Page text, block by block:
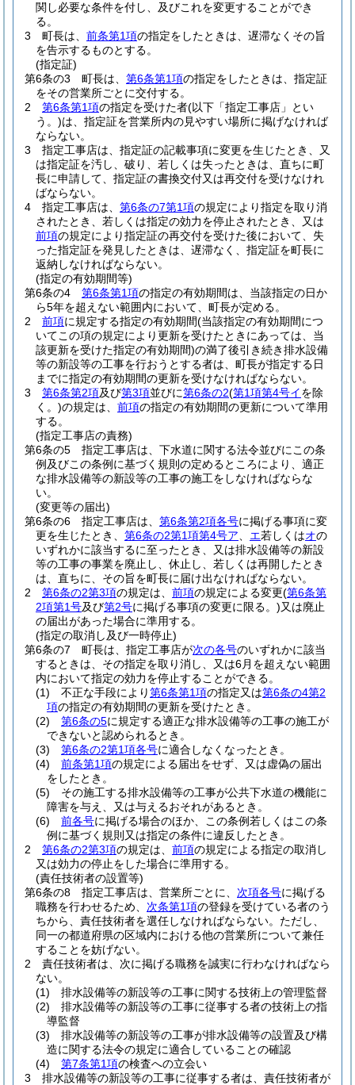
関し必要な条件を付し、及びこれを変更することができ
る。
3
町長は、 前条第1項の指定をしたときは、遅滞なくその旨
を告示するものとする。
(指定証)
第6条の3
町長は、 第6条第1項の指定をしたときは、指定証
をその営業所ごとに交付する。
2
第6条第1項の指定を受けた者(以下「指定工事店」とい
う。)は、指定証を営業所内の見やすい場所に掲げなければ
ならない。
3
指定工事店は、指定証の記載事項に変更を生じたとき、又
は指定証を汚し、破り、若しくは失ったときは、直ちに町
長に申請して、指定証の書換交付又は再交付を受けなけれ
ばならない。
4
指定工事店は、 第6条の7第1項の規定により指定を取り消
されたとき、若しくは指定の効力を停止されたとき、又は
前項の規定により指定証の再交付を受けた後において、失
った指定証を発見したときは、遅滞なく、指定証を町長に
返納しなければならない。
(指定の有効期間等)
第6条の4
第6条第1項の指定の有効期間は、当該指定の日か
ら5年を超えない範囲内において、町長が定める。
2
前項に規定する指定の有効期間(当該指定の有効期間につ
いてこの項の規定により更新を受けたときにあっては、当
該更新を受けた指定の有効期間)の満了後引き続き排水設備
等の新設等の工事を行おうとする者は、町長が指定する日
までに指定の有効期間の更新を受けなければならない。
3
第6条第2項及び第3項並びに第6条の2(第1項第4号イを除
く。)の規定は、 前項の指定の有効期間の更新について準用
する。
(指定工事店の責務)
第6条の5
指定工事店は、下水道に関する法令並びにこの条
例及びこの条例に基づく規則の定めるところにより、適正
な排水設備等の新設等の工事の施工をしなければならな
い。
(変更等の届出)
第6条の6
指定工事店は、 第6条第2項各号に掲げる事項に変
更を生じたとき、 第6条の2第1項第4号ア エ若しくはオの
いずれかに該当するに至ったとき、又は排水設備等の新設
等の工事の事業を廃止し、休止し、若しくは再開したとき
は、直ちに、その旨を町長に届け出なければならない。
2
第6条の2第3項の規定は、 前項の規定による変更(第6条第
2項第1号及び第2号に掲げる事項の変更に限る。)又は廃止
の届出があった場合に準用する。
(指定の取消し及び一時停止)
第6条の7
町長は、指定工事店が次の各号のいずれかに該当
するときは、その指定を取り消し、又は6月を超えない範囲
内において指定の効力を停止することができる。
(1)
不正な手段により第6条第1項の指定又は第6条の4第2
項の指定の有効期間の更新を受けたとき。
(2)
第6条の5に規定する適正な排水設備等の工事の施工が
できないと認められるとき。
(3)
第6条の2第1項各号に適合しなくなったとき。
(4)
前条第1項の規定による届出をせず、又は虚偽の届出
をしたとき。
(5)
その施工する排水設備等の工事が公共下水道の機能に
障害を与え、又は与えるおそれがあるとき。
(6)
前各号に掲げる場合のほか、この条例若しくはこの条
例に基づく規則又は指定の条件に違反したとき。
2
第6条の2第3項の規定は、 前項の規定による指定の取消し
又は効力の停止をした場合に準用する。
(責任技術者の設置等)
第6条の8
指定工事店は、営業所ごとに、 次項各号に掲げる
職務を行わせるため、 次条第1項の登録を受けている者のう
ちから、責任技術者を選任しなければならない。 ただし、
同一の都道府県の区域内における他の営業所について兼任
することを妨げない。
2
責任技術者は、次に掲げる職務を誠実に行わなければなら
ない。
(1)
排水設備等の新設等の工事に関する技術上の管理監督
(2)
排水設備等の新設等の工事に従事する者の技術上の指
導監督
(3)
排水設備等の新設等の工事が排水設備等の設置及び構
造に関する法令の規定に適合していることの確認
(4)
第7条第1項の検査への立会い
3
排水設備等の新設等の工事に従事する者は、責任技術者が